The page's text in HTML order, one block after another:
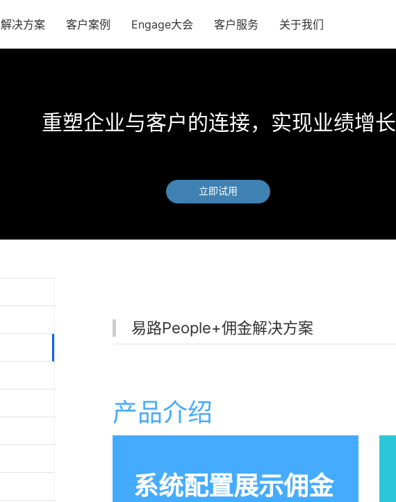
解决方案 客户案例 Engage大会 客户服务 关于我们
重塑企业与客户的连接，实现业绩增长
立即试用
易路People+佣金解决方案
产品介绍
系统配置展示佣金